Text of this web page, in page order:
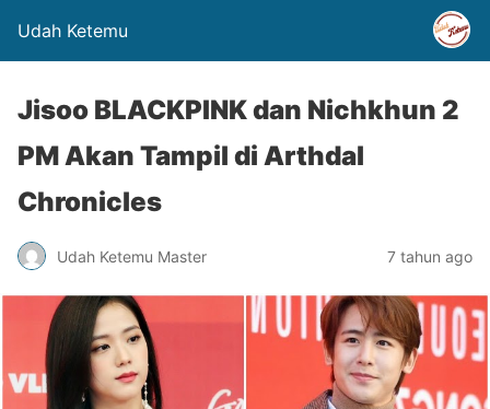
Udah Ketemu
Jisoo BLACKPINK dan Nichkhun 2
PM Akan Tampil di Arthdal
Chronicles
Udah Ketemu Master 7 tahun ago